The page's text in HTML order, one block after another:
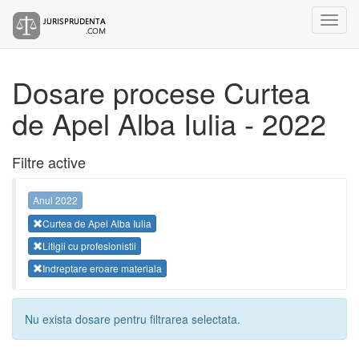
Dosare procese Curtea
de Apel Alba Iulia - 2022
Filtre active
Anul 2022
Curtea de Apel Alba Iulia
Litigii cu profesionistii
Indreptare eroare materiala
Nu exista dosare pentru filtrarea selectata.